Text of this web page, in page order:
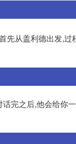
先从盖利德出发,
完之后,他会给你